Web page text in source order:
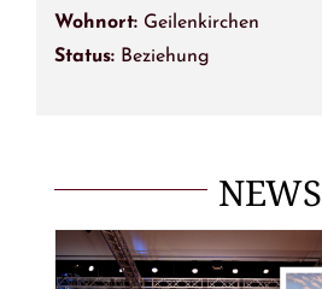
Wohnort: Geilenkirchen
Status: Beziehung
NEWS